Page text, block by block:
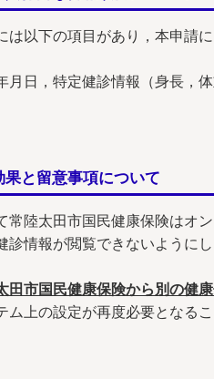
は以下の項目があり，本申請
月日，特定健診情報（身長，
果と留意事項について
常陸太田市国民健康保険はオ
診情報が閲覧できないようにし
田市国民健康保険から別の健
ム上の設定が再度必要となるこ